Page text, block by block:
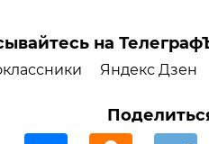
на
Яндекс Дзен